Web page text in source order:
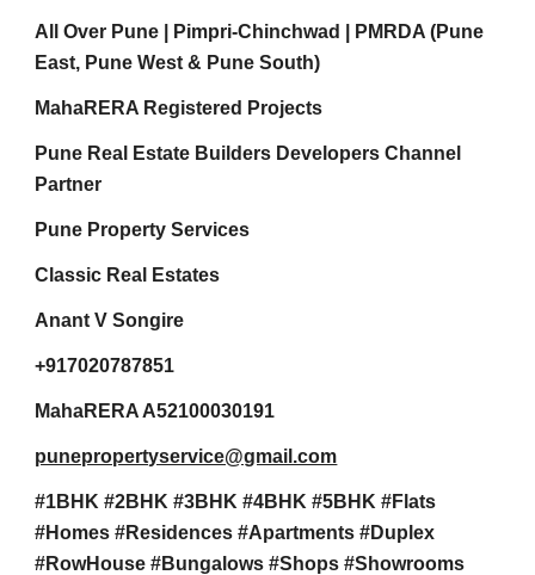
All Over Pune | Pimpri-Chinchwad | PMRDA (Pune
East, Pune West & Pune South)
MahaRERA Registered Projects
Pune Real Estate Builders Developers Channel
Partner
Pune Property Services
Classic Real Estates
Anant V Songire
+917020787851
MahaRERA A52100030191
punepropertyservice@gmail.com
#1BHK #2BHK #3BHK #4BHK #5BHK #Flats
#Homes #Residences #Apartments #Duplex
#RowHouse #Bungalows #Shops #Showrooms